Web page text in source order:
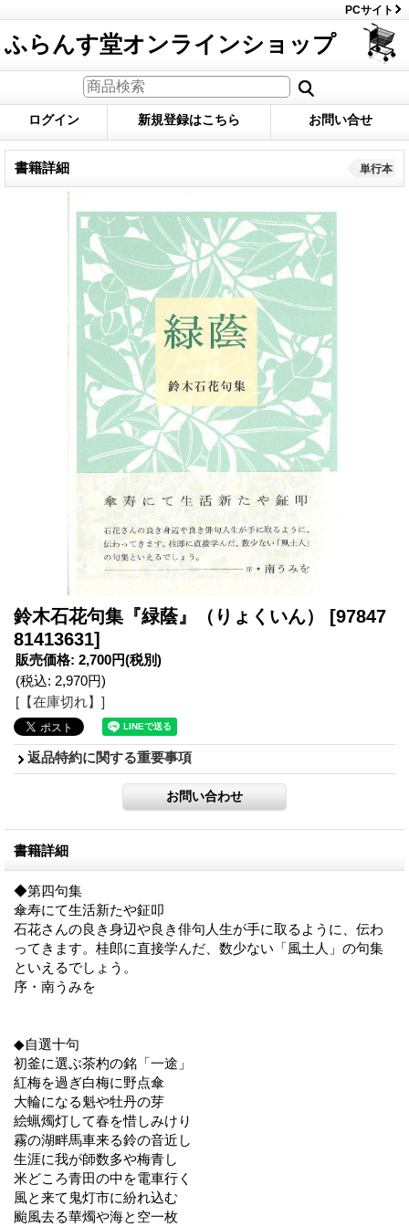
PCサイト
ふらんす堂オンラインショップ
ログイン 新規登録はこちら お問い合せ
書籍詳細 単行本
鈴木石花句集『緑蔭』（りょくいん）
[97847
81413631]
販売価格: 2,700円(税別)
(税込: 2,970円)
[【在庫切れ】]
返品特約に関する重要事項
書籍詳細
◆第四句集
傘寿にて生活新たや鉦叩
石花さんの良き身辺や良き俳句人生が手に取るように、伝わ
ってきます。桂郎に直接学んだ、数少ない「風土人」の句集
といえるでしょう。
序・南うみを
◆自選十句
初釜に選ぶ茶杓の銘「一途」
紅梅を過ぎ白梅に野点傘
大輪になる魁や牡丹の芽
絵蝋燭灯して春を惜しみけり
霧の湖畔馬車来る鈴の音近し
生涯に我が師数多や梅青し
米どころ青田の中を電車行く
風と来て鬼灯市に紛れ込む
颱風去る華燭や海と空一枚